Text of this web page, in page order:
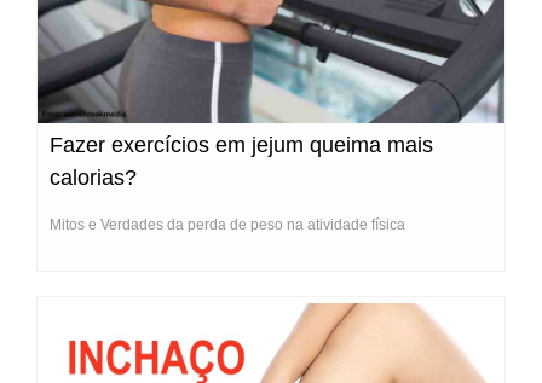
Fazer exercícios em jejum queima mais
calorias?
Mitos e Verdades da perda de peso na atividade física